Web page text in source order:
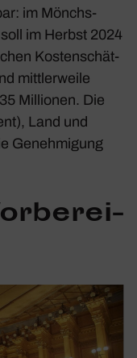
im Mönchs­
im Herbst 2024
Kosten­schät­
mitt­ler­weile
Millionen. Die
Land und
Geneh­mi­gung